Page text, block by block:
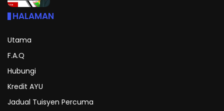
HALAMAN
Utama
F.A.Q
Hubungi
Kredit AYU
Jadual Tuisyen Percuma